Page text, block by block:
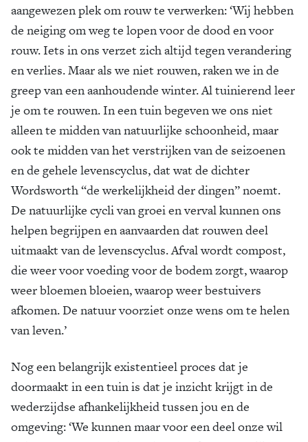
aangewezen plek om rouw te verwerken: ‘Wij hebben
de neiging om weg te lopen voor de dood en voor
rouw. Iets in ons verzet zich altijd tegen verandering
en verlies. Maar als we niet rouwen, raken we in de
greep van een aanhoudende winter. Al tuinierend leer
je om te rouwen. In een tuin begeven we ons niet
alleen te midden van natuurlijke schoonheid, maar
ook te midden van het verstrijken van de seizoenen
en de gehele levenscyclus, dat wat de dichter
Wordsworth “de werkelijkheid der dingen” noemt.
De natuurlijke cycli van groei en verval kunnen ons
helpen begrijpen en aanvaarden dat rouwen deel
uitmaakt van de levenscyclus. Afval wordt compost,
die weer voor voeding voor de bodem zorgt, waarop
weer bloemen bloeien, waarop weer bestuivers
afkomen. De natuur voorziet onze wens om te helen
van leven.’
Nog een belangrijk existentieel proces dat je
doormaakt in een tuin is dat je inzicht krijgt in de
wederzijdse afhankelijkheid tussen jou en de
omgeving: ‘We kunnen maar voor een deel onze wil